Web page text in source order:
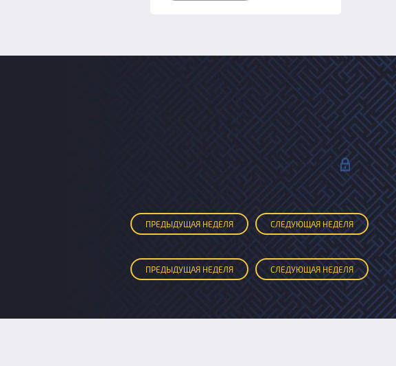
ПРЕДЫДУЩАЯ НЕДЕЛЯ СЛЕДУЮЩАЯ НЕДЕЛЯ
ПРЕДЫДУЩАЯ НЕДЕЛЯ СЛЕДУЮЩАЯ НЕДЕЛЯ